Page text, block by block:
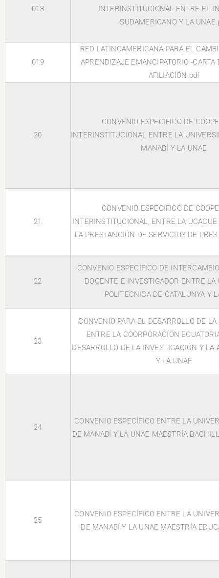
018
INTERINSTITUCIONAL ENTRE EL
SUDAMERICANO Y LA
019
RED LATINOAMERICANA PARA EL
APRENDIZAJE EMANCIPATORIO -CARTA
AFILIACIÓN.pdf
20
CONVENIO ESPECÍFICO DE
INTERINSTITUCIONAL ENTRE LA
MANABÍ Y LA UNAE
21
CONVENIO ESPECÍFICO DE
INTERINSTITUCIONAL, ENTRE LA
LA PRESTANCIÓN DE SERVICIOS DE
22
CONVENIO ESPECÍFICO DE
DOCENTE E INVESTIGADOR ENTRE LA
POLITECNICA DE CATALUNYA Y
23
CONVENIO PARA EL DESARROLLO DE LA
ENTRE LA COORPORACIÓN
DESARROLLO DE LA INVESTIGACIÓN Y LA
Y LA UNAE
24
CONVENIO ESPECÍFICO ENTRE LA
DE MANABÍ Y LA UNAE MAESTRÍA
25
CONVENIO ESPECÍFICO ENTRE LA
DE MANABÍ Y LA UNAE MAESTRÍA